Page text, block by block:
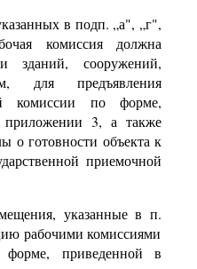
в подп. „а", „г",
комиссия должна
зданий, сооружений,
для предъявления
комиссии по форме,
3, а также
о готовности объекта к
приемочной
указанные в п.
рабочими комиссиями
приведенной в